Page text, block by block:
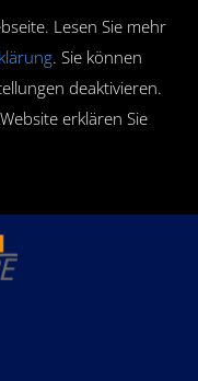
Lesen Sie mehr
. Sie können
deaktivieren.
erklären Sie